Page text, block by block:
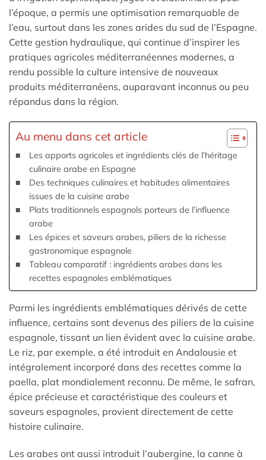
l’époque, a permis une optimisation remarquable de
l’eau, surtout dans les zones arides du sud de l’Espagne.
Cette gestion hydraulique, qui continue d’inspirer les
pratiques agricoles méditerranéennes modernes, a
rendu possible la culture intensive de nouveaux
produits méditerranéens, auparavant inconnus ou peu
répandus dans la région.
Au menu dans cet article
Les apports agricoles et ingrédients clés de l’héritage
culinaire arabe en Espagne
Des techniques culinaires et habitudes alimentaires
issues de la cuisine arabe
Plats traditionnels espagnols porteurs de l’influence
arabe
Les épices et saveurs arabes, piliers de la richesse
gastronomique espagnole
Tableau comparatif : ingrédients arabes dans les
recettes espagnoles emblématiques
Parmi les ingrédients emblématiques dérivés de cette
influence, certains sont devenus des piliers de la cuisine
espagnole, tissant un lien évident avec la cuisine arabe.
Le riz, par exemple, a été introduit en Andalousie et
intégralement incorporé dans des recettes comme la
paella, plat mondialement reconnu. De même, le safran,
épice précieuse et caractéristique des couleurs et
saveurs espagnoles, provient directement de cette
histoire culinaire.
Les arabes ont aussi introduit l’aubergine, la canne à